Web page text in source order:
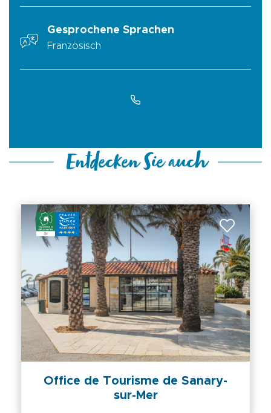
Gesprochene Sprachen
Französisch
Entdecken Sie auch
Office de Tourisme de Sanary-
sur-Mer